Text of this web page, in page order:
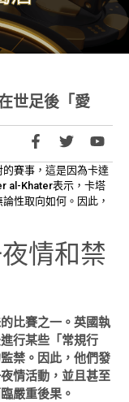
世足後「愛
賽事，這是因為卡達
al-Khater表示，卡塔
性取向如何。因此，
情和禁
比賽之一。英國執
行某些「常規行
禁。因此，他們發
情活動，並且甚至
嚴重後果。